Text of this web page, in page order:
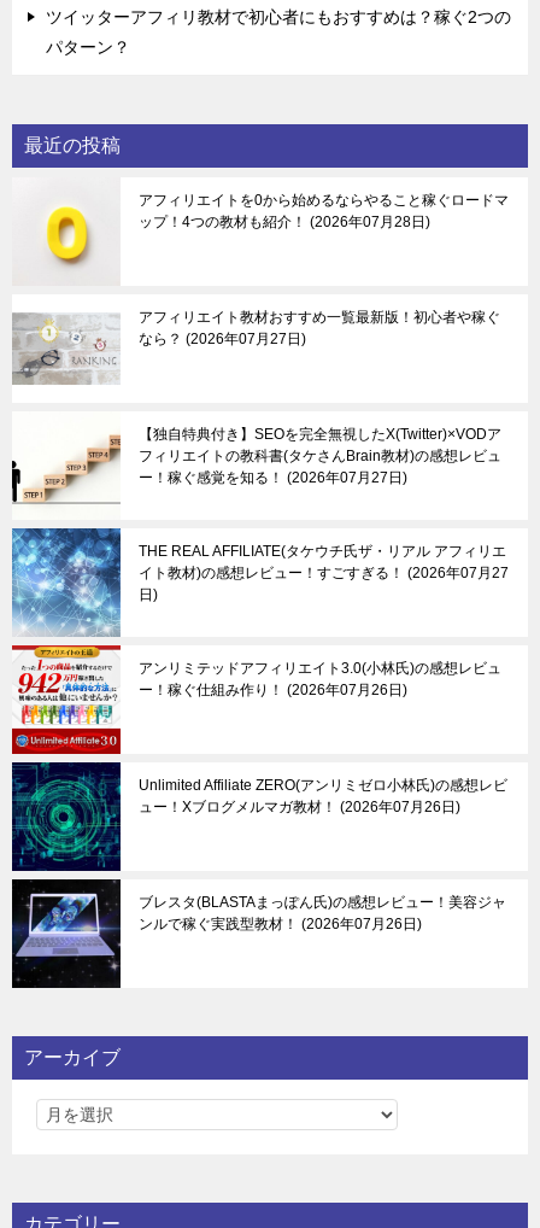
ツイッターアフィリ教材で初心者にもおすすめは？稼ぐ2つの
パターン？
最近の投稿
アフィリエイトを0から始めるならやること稼ぐロードマ
ップ！4つの教材も紹介！
2026年07月28日
アフィリエイト教材おすすめ一覧最新版！初心者や稼ぐ
なら？
2026年07月27日
【独自特典付き】SEOを完全無視したX(Twitter)×VODア
フィリエイトの教科書(タケさんBrain教材)の感想レビュ
ー！稼ぐ感覚を知る！
2026年07月27日
THE REAL AFFILIATE(タケウチ氏ザ・リアル アフィリエ
イト教材)の感想レビュー！すごすぎる！
2026年07月27
日
アンリミテッドアフィリエイト3.0(小林氏)の感想レビュ
ー！稼ぐ仕組み作り！
2026年07月26日
Unlimited Affiliate ZERO(アンリミゼロ小林氏)の感想レビ
ュー！Xブログメルマガ教材！
2026年07月26日
ブレスタ(BLASTAまっぽん氏)の感想レビュー！美容ジャ
ンルで稼ぐ実践型教材！
2026年07月26日
アーカイブ
カテゴリー